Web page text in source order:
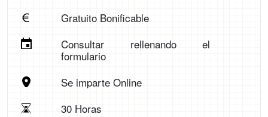
Gratuito Bonificable
Consultar rellenando el
formulario
Se imparte Online
30 Horas